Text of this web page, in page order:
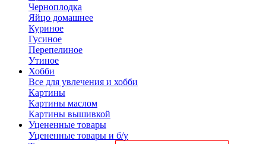
Черноплодка
Яйцо домашнее
Куриное
Гусиное
Перепелиное
Утиное
Хобби
Все для увлечения и хобби
Картины
Картины маслом
Картины вышивкой
Уцененные товары
Уцененные товары и б/у